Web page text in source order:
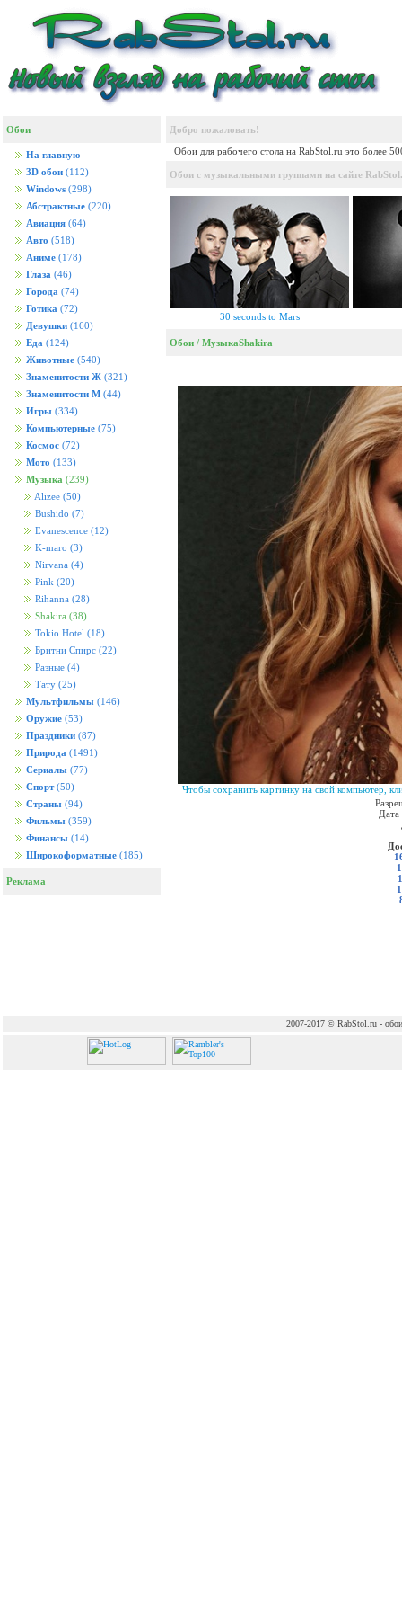
Обои
На главную
3D обои (112)
Windows (298)
Абстрактные (220)
Авиация (64)
Авто (518)
Аниме (178)
Глаза (46)
Города (74)
Готика (72)
Девушки (160)
Еда (124)
Животные (540)
Знаменитости Ж (321)
Знаменитости М (44)
Игры (334)
Компьютерные (75)
Космос (72)
Мото (133)
Музыка (239)
Alizee (50)
Bushido (7)
Evanescence (12)
K-maro (3)
Nirvana (4)
Pink (20)
Rihanna (28)
Shakira (38)
Tokio Hotel (18)
Бритни Спирс (22)
Разные (4)
Тату (25)
Мультфильмы (146)
Оружие (53)
Праздники (87)
Природа (1491)
Сериалы (77)
Спорт (50)
Страны (94)
Фильмы (359)
Финансы (14)
Широкоформатные (185)
Реклама
Добро пожаловать!
Обои для рабочего стола на RabStol.ru это более
Обои с музыкальными группами на сайте
30 seconds to Mars
Обои / МузыкаShakira
Чтобы сохранить картинку на свой компьютер,
Дата
2007-2017 © RabStol.ru - обои